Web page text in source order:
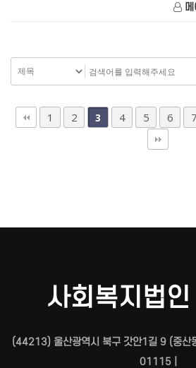
1 2 3 4 5 6 7
사회복지법인
(44213) 울산광역시 북구 갓안1길 9 (중
01115 |